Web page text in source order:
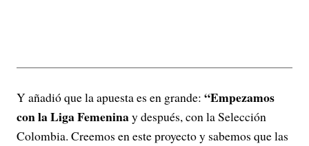
Y añadió que la apuesta es en grande: “Empezamos
con la Liga Femeninay después, con la Selección
Colombia. Creemos en este proyecto y sabemos que las